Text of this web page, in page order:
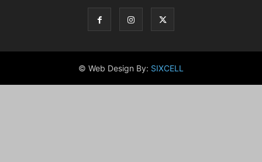
© Web Design By: SIXCELL